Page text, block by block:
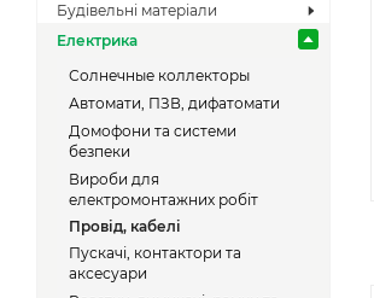
Будівельні матеріали
Електрика
Солнечные коллекторы
Автомати, ПЗВ, дифатомати
Домофони та системи
безпеки
Вироби для
електромонтажних робіт
Провід, кабелі
Пускачі, контактори та
аксесуари